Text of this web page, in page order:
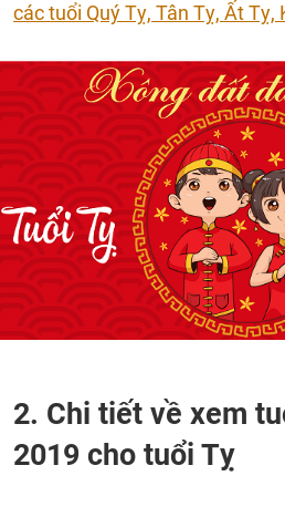
các tuổi Quý Tỵ, Tân Tỵ, Ất Tỵ,
2. Chi tiết về xem
2019 cho tuổi Tỵ